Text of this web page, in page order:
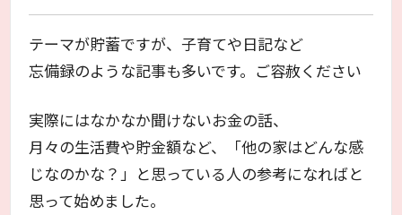
テーマが貯蓄ですが、子育てや日記など
忘備録のような記事も多いです。ご容赦ください
実際にはなかなか聞けないお金の話、
月々の生活費や貯金額など、「他の家はどんな感
じなのかな？」と思っている人の参考になればと
思って始めました。